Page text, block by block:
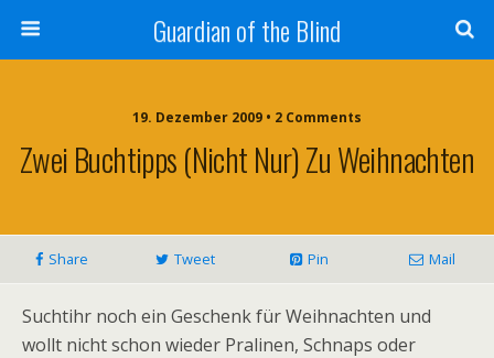
Guardian of the Blind
19. Dezember 2009 • 2 Comments
Zwei Buchtipps (nicht Nur) Zu Weihnachten
Share Tweet Pin Mail
Suchtihr noch ein Geschenk für Weihnachten und
wollt nicht schon wieder Pralinen, Schnaps oder